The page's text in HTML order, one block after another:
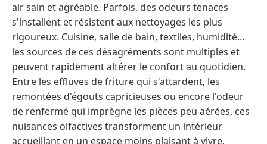
air sain et agréable. Parfois, des odeurs tenaces
s'installent et résistent aux nettoyages les plus
rigoureux. Cuisine, salle de bain, textiles, humidité…
les sources de ces désagréments sont multiples et
peuvent rapidement altérer le confort au quotidien.
Entre les effluves de friture qui s'attardent, les
remontées d'égouts capricieuses ou encore l'odeur
de renfermé qui imprègne les pièces peu aérées, ces
nuisances olfactives transforment un intérieur
accueillant en un espace moins plaisant à vivre.